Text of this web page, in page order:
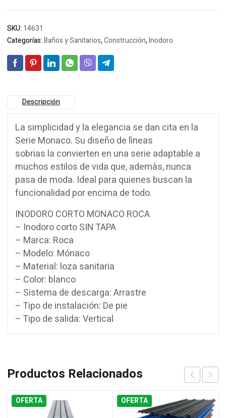
SKU: 14631
Categorías:Baños y Sanitarios,Construcción,Inodoro
Descripción
La simplicidad y la elegancia se dan cita en la
Serie Monaco. Su diseño de lìneas
sobrias la convierten en una serie adaptable a
muchos estilos de vida que, ademàs, nunca
pasa de moda. Ideal para quienes buscan la
funcionalidad por encima de todo.
INODORO CORTO MONACO ROCA
– Inodoro corto SIN TAPA
– Marca: Roca
– Modelo: Mónaco
– Material: loza sanitaria
– Color: blanco
– Sistema de descarga: Arrastre
– Tipo de instalación: De pie
– Tipo de salida: Vertical
Productos Relacionados
OFERTA OFERTA